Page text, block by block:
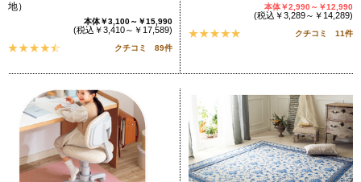
地）
本体￥3,100～￥15,990
(税込￥3,410～￥17,589)
クチコミ 89件
本体￥2,990～￥12,990
(税込￥3,289～￥14,289)
クチコミ 11件